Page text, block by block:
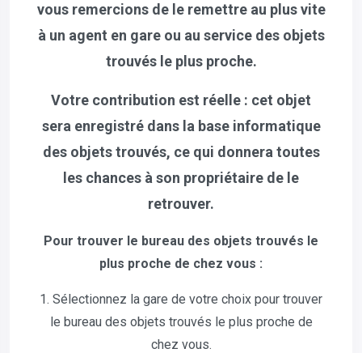
vous remercions de le remettre au plus vite
à un agent en gare ou au service des objets
trouvés le plus proche.
Votre contribution est réelle : cet objet
sera enregistré dans la base informatique
des objets trouvés, ce qui donnera toutes
les chances à son propriétaire de le
retrouver.
Pour trouver le bureau des objets trouvés le
plus proche de chez vous :
1. Sélectionnez la gare de votre choix pour trouver
le bureau des objets trouvés le plus proche de
chez vous.